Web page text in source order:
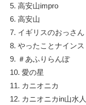
5. 高安山impro
6. 高安山
7. イギリスのおっさん
8. やったことナインス
9. ＃あふりらんぽ
10. 愛の星
11. カニオニカ
12. カニオニカin山水人